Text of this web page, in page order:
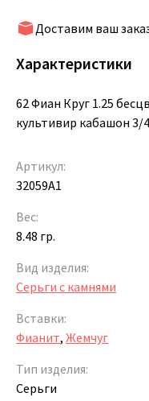
Доставим ваш
Характеристики
62 Фиан Круг 1.25
культивир кабашон 3/
Артикул:
32059A1
Вес:
8.48 гр.
Вид изделия:
Серьги с камнями
Вставки:
Фианит, Жемчуг
Тип изделия:
Серьги